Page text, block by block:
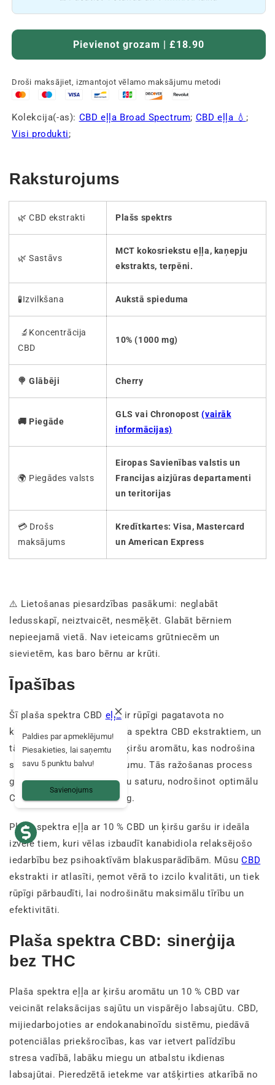
Pievienot grozam | £18.90
Droši maksājiet, izmantojot vēlamo maksājumu metodi
Kolekcija(-as): CBD eļļa Broad Spectrum; CBD eļļa 💧 ;
Visi produkti;
Raksturojums
🌿 CBD ekstrakti Plašs spektrs
🌿 Sastāvs
MCT kokosriekstu eļļa, kaņepju
ekstrakts, terpēni.
🧪Izvilkšana Aukstā spieduma
🔬Koncentrācija
CBD
10% (1000 mg)
🍭 Glābēji Cherry
🚚 Piegāde
GLS vai Chronopost(vairāk
informācijas)
🌍 Piegādes valsts
Eiropas Savienības valstis un
Francijas aizjūras departamenti
un teritorijas
💳 Drošs
maksājums
Kredītkartes: Visa, Mastercard
un American Express
⚠️ Lietošanas piesardzības pasākumi: neglabāt
ledusskapī, neiztvaicēt, nesmēķēt. Glabāt bērniem
nepieejamā vietā. Nav ieteicams grūtniecēm un
sievietēm, kas baro bērnu ar krūti.
Īpašības
Šī plaša spektra CBD eļļair rūpīgi pagatavota no
kokosriekstu eļļas un plaša spektra CBD ekstraktiem, un
tā ir papildināta ar dabīgu ķiršu aromātu, kas nodrošina
svaigu un patīkamu baudījumu. Tās ražošanas process
garantē augstu kanabinoīdu saturu, nodrošinot optimālu
CBD koncentrāciju 1000 mg.
Plaša spektra eļļa ar 10 % CBD un ķiršu garšu ir ideāla
izvēle tiem, kuri vēlas izbaudīt kanabidiola relaksējošo
iedarbību bez psihoaktīvām blakusparādībām. MūsuCBD
ekstrakti ir atlasīti, ņemot vērā to izcilo kvalitāti, un tiek
rūpīgi pārbaudīti, lai nodrošinātu maksimālu tīrību un
efektivitāti.
Plaša spektra CBD: sinerģija
bez THC
Plaša spektra eļļa ar ķiršu aromātu un 10 % CBD var
veicināt relaksācijas sajūtu un vispārējo labsajūtu. CBD,
mijiedarbojoties ar endokanabinoīdu sistēmu, piedāvā
potenciālas priekšrocības, kas var ietvert palīdzību
stresa vadībā, labāku miegu un atbalstu ikdienas
labsajūtai. Pieredzētā ietekme var atšķirties atkarībā no
Paldies par apmeklējumu!
Piesakieties, lai saņemtu
savu 5 punktu balvu!
Savienojums